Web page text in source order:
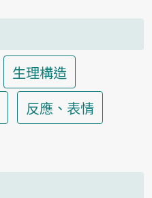
生理構造
反應、表情